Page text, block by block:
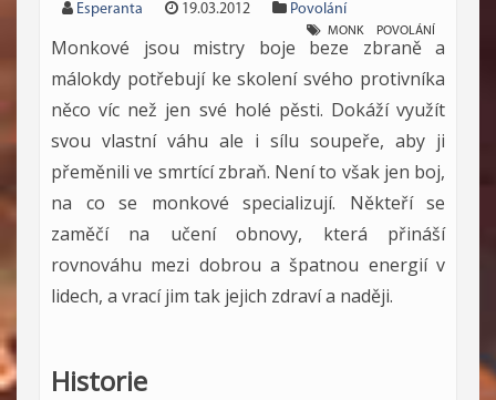
Esperanta 19.03.2012 Povolání
MONK POVOLÁNÍ
Monkové jsou mistry boje beze zbraně a
málokdy potřebují ke skolení svého protivníka
něco víc než jen své holé pěsti. Dokáží využít
svou vlastní váhu ale i sílu soupeře, aby ji
přeměnili ve smrtící zbraň. Není to však jen boj,
na co se monkové specializují. Někteří se
zaměčí na učení obnovy, která přináší
rovnováhu mezi dobrou a špatnou energií v
lidech, a vrací jim tak jejich zdraví a naději.
Historie